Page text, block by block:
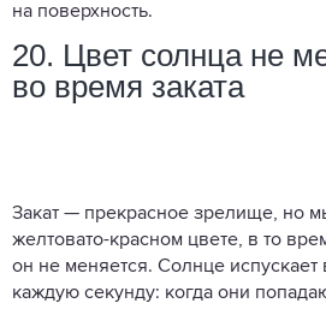
на поверхность.
20. Цвет солнца не
во время заката
Закат — прекрасное зрелище, но
желтовато-красном цвете, в то
он не меняется. Солнце
каждую секунду: когда они